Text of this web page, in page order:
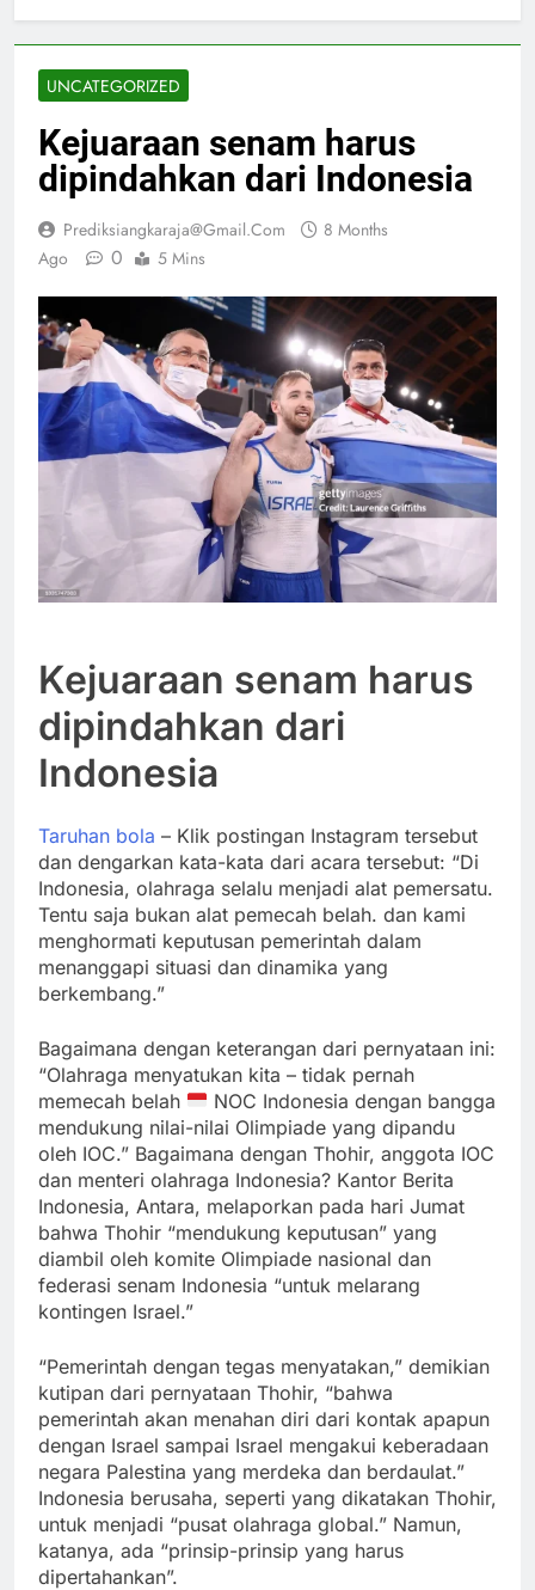
UNCATEGORIZED
Kejuaraan senam harus
dipindahkan dari Indonesia
Prediksiangkaraja@gmail.com
8 Months
Ago
0 5 Mins
Kejuaraan senam harus
dipindahkan dari
Indonesia
Taruhan bola – Klik postingan Instagram tersebut
dan dengarkan kata-kata dari acara tersebut: “Di
Indonesia, olahraga selalu menjadi alat pemersatu.
Tentu saja bukan alat pemecah belah. dan kami
menghormati keputusan pemerintah dalam
menanggapi situasi dan dinamika yang
berkembang.”
Bagaimana dengan keterangan dari pernyataan ini:
“Olahraga menyatukan kita – tidak pernah
memecah belah
NOC Indonesia dengan bangga
mendukung nilai-nilai Olimpiade yang dipandu
oleh IOC.” Bagaimana dengan Thohir, anggota IOC
dan menteri olahraga Indonesia? Kantor Berita
Indonesia, Antara, melaporkan pada hari Jumat
bahwa Thohir “mendukung keputusan” yang
diambil oleh komite Olimpiade nasional dan
federasi senam Indonesia “untuk melarang
kontingen Israel.”
“Pemerintah dengan tegas menyatakan,” demikian
kutipan dari pernyataan Thohir, “bahwa
pemerintah akan menahan diri dari kontak apapun
dengan Israel sampai Israel mengakui keberadaan
negara Palestina yang merdeka dan berdaulat.”
Indonesia berusaha, seperti yang dikatakan Thohir,
untuk menjadi “pusat olahraga global.” Namun,
katanya, ada “prinsip-prinsip yang harus
dipertahankan”.